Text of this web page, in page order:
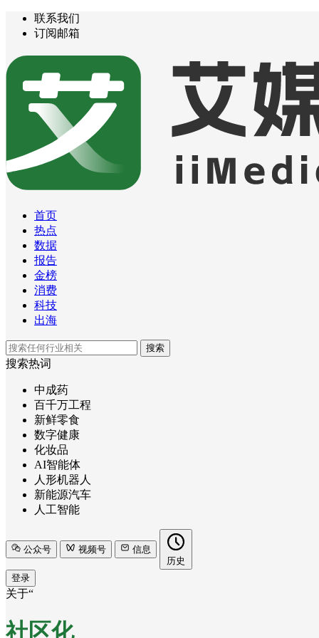
联系我们
订阅邮箱
首页
热点
数据
报告
金榜
消费
科技
出海
搜索
搜索热词
中成药
百千万工程
新鲜零食
数字健康
化妆品
AI智能体
人形机器人
新能源汽车
人工智能
公众号 视频号
信息
历史
登录
关于“
社区化